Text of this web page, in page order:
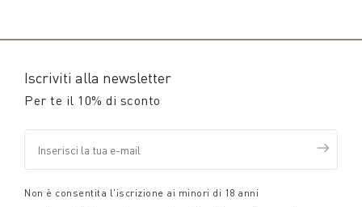
Iscriviti alla newsletter
Per te il 10% di sconto
Non è consentita l'iscrizione ai minori di 18 anni